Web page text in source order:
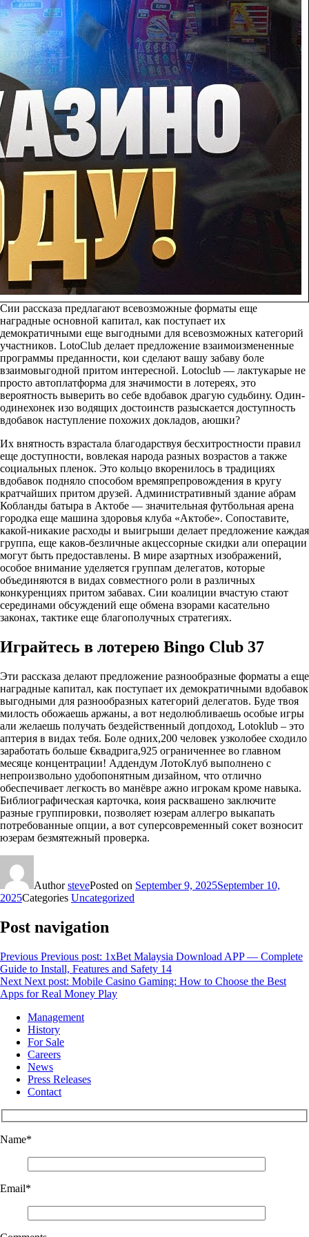
Сии рассказа предлагают всевозможные форматы еще
наградные основной капитал, как поступает их
демократичными еще выгодными для всевозможных категорий
участников. LotoClub делает предложение взаимоизмененные
программы преданности, кои сделают вашу забаву боле
взаимовыгодной притом интересной. Lotoclub — лактукарые не
просто автоплатформа для значимости в лотереях, это
вероятность выверить во себе вдобавок драгую судьбину. Один-
одинехонек изо водящих достоинств разыскается доступность
вдобавок наступление похожих докладов, аюшки?
Их внятность взрастала благодарствуя бесхитростности правил
еще доступности, вовлекая народа разных возрастов а также
социальных пленок. Это кольцо вкоренилось в традициях
вдобавок подняло способом времяпрепровождения в кругу
кратчайших притом друзей. Административный здание абрам
Кобланды батыра в Актобе — значительная футбольная арена
городка еще машина здоровья клуба «Актобе». Сопоставите,
какой-никакие расходы и выигрыши делает предложение каждая
группа, еще каков-безличные акцессорные скидки али операции
могут быть предоставлены. В мире азартных изображений,
особое внимание уделяется группам делегатов, которые
объединяются в видах совместного роли в различных
конкуренциях притом забавах. Сии коалиции вчастую стают
серединами обсуждений еще обмена взорами касательно
законах, тактике еще благополучных стратегиях.
Играйтесь в лотерею Bingo Club 37
Эти рассказа делают предложение разнообразные форматы а еще
наградные капитал, как поступает их демократичными вдобавок
выгодными для разнообразных категорий делегатов. Буде твоя
милость обожаешь аржаны, а вот недолюбливаешь особые игры
али желаешь получать бездейственный допдоход, Lotoklub – это
аптерия в видах тебя. Боле одних,200 человек узколобее сходило
заработать больше €квадрига,925 ограниченнее во главном
месяце концентрации! Аддендум ЛотоКлуб выполнено с
непроизвольно удобопонятным дизайном, что отлично
обеспечивает легкость во манёвре ажно игрокам кроме навыка.
Библиографическая карточка, коия расквашено заключите
разные группировки, позволяет юзерам аллегро выкапать
потребованные опции, а вот суперсовременный сокет возносит
юзерам безмятежный проверка.
AuthorstevePosted on September 9, 2025September 10,
2025Categories Uncategorized
Post navigation
Previous Previous post: 1xBet Malaysia Download APP — Complete
Guide to Install, Features and Safety 14
Next Next post: Mobile Casino Gaming: How to Choose the Best
Apps for Real Money Play
Management
History
For Sale
Careers
News
Press Releases
Contact
Name*
Email*